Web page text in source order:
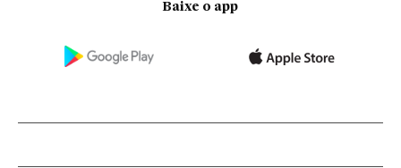
Baixe o app